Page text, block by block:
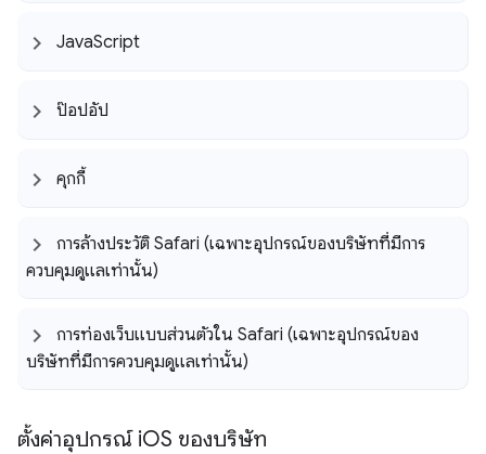
JavaScript
ป๊อปอัป
คุกกี้
การล้างประวัติ Safari (เฉพาะอุปกรณ์ของบริษัทที่มีการ
ควบคุมดูแลเท่านั้น)
การท่องเว็บแบบส่วนตัวใน Safari (เฉพาะอุปกรณ์ของ
บริษัทที่มีการควบคุมดูแลเท่านั้น)
ตั้งค่าอุปกรณ์ iOS ของบริษัท